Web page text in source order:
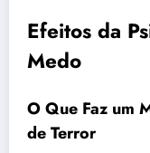
Efeitos da
Medo
O Que Faz um
de Terror